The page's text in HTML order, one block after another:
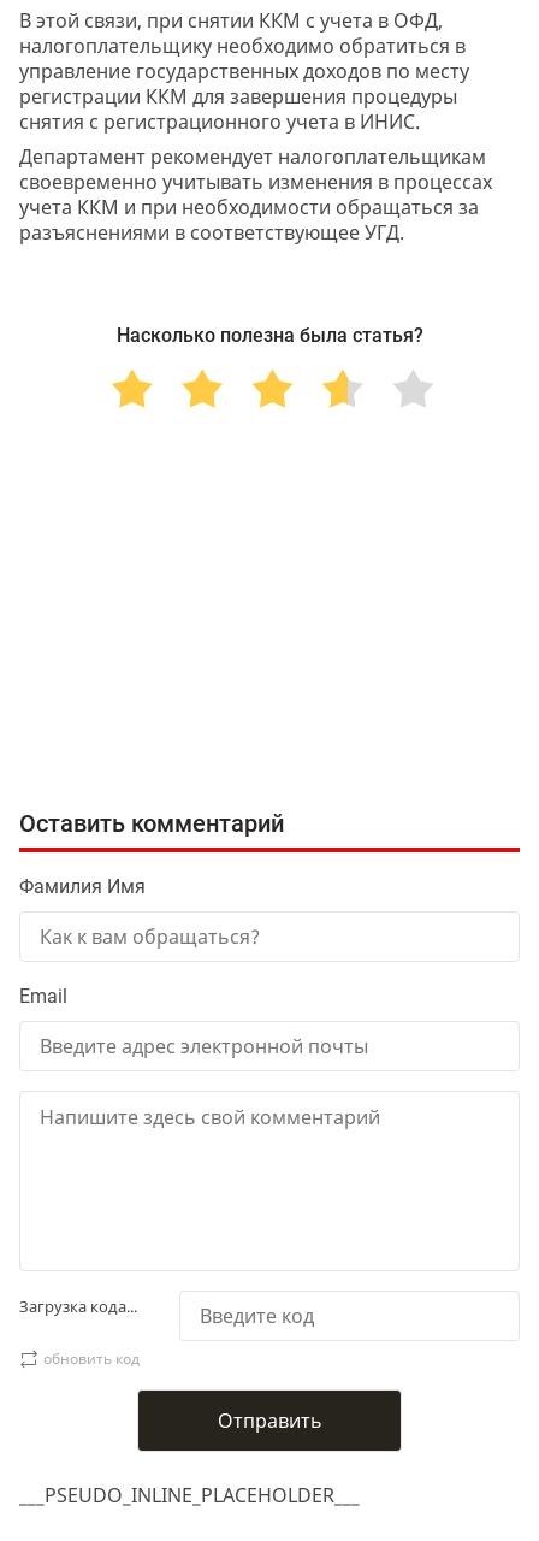
В этой связи, при снятии ККМ с учета в ОФД,
налогоплательщику необходимо обратиться в
управление государственных доходов по месту
регистрации ККМ для завершения процедуры
снятия с регистрационного учета в ИНИС.
Департамент рекомендует налогоплательщикам
своевременно учитывать изменения в процессах
учета ККМ и при необходимости обращаться за
разъяснениями в соответствующее УГД.
Насколько полезна была статья?
___PSEUDO_INLINE_PLACEHOLDER___
Оставить комментарий
Фамилия Имя
Email
Загрузка кода...
обновить код